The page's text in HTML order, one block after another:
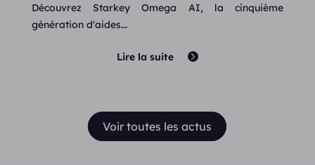
Découvrez Starkey Omega AI, la cinquième
génération d'aides...
Lire la suite
Voir toutes les actus